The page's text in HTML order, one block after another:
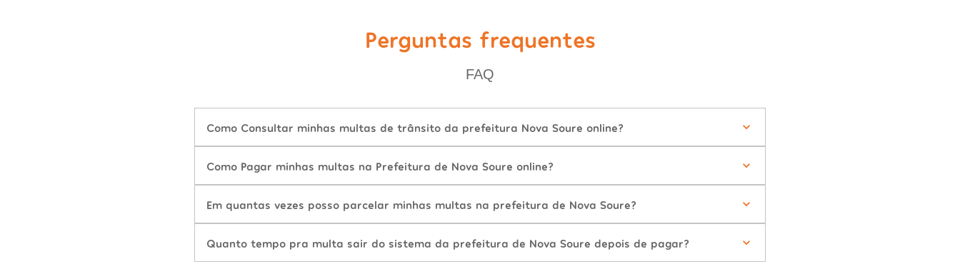
Perguntas frequentes
FAQ
Como Consultar minhas multas de trânsito da prefeitura Nova Soure online?
Como Pagar minhas multas na Prefeitura de Nova Soure online?
Em quantas vezes posso parcelar minhas multas na prefeitura de Nova Soure?
Quanto tempo pra multa sair do sistema da prefeitura de Nova Soure depois de pagar?